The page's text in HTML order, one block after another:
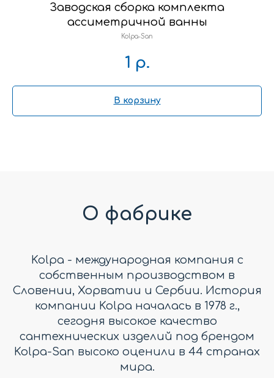
Заводская сборка комплекта
ассиметричной ванны
Kolpa-San
1 р.
В корзину
О фабрике
Kolpa - международная компания с
собственным производством в
Словении, Хорватии и Сербии. История
компании Kolpa началась в 1978 г.,
сегодня высокое качество
сантехнических изделий под брендом
Kolpa-San высоко оценили в 44 странах
мира.